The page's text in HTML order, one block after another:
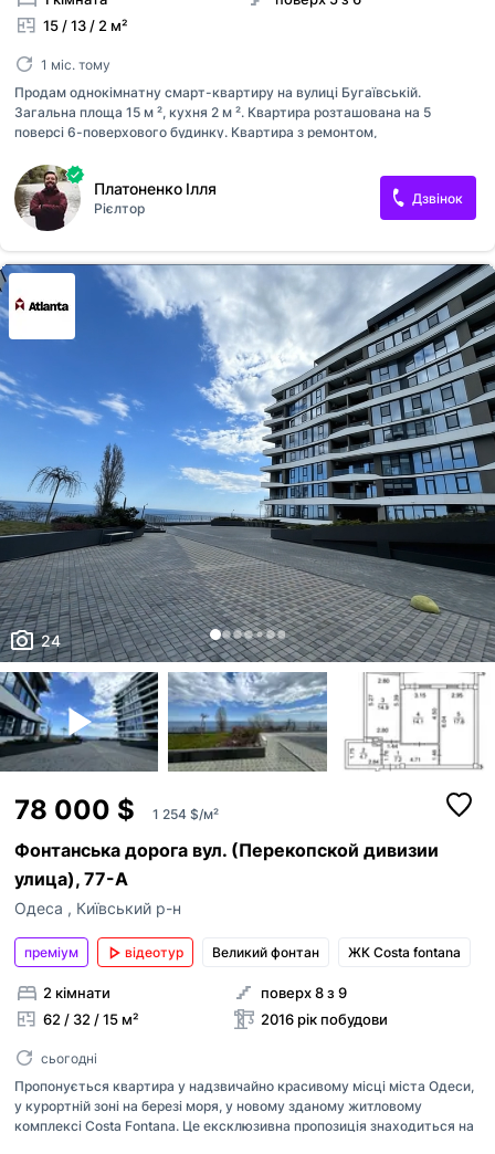
15 / 13 / 2 м²
1 міс. тому
Продам однокімнатну смарт-квартиру на вулиці Бугаївській.
Загальна площа 15 м ², кухня 2 м ². Квартира розташована на 5
поверсі 6-поверхового будинку. Квартира з ремонтом,
необхідне для комфортного проживання. Тиха та затишна — чудовий
варіант як для життя, так і для оренди. Будинок з територією, що
охороняється, що забезпечує безпеку і спокій. Відмінна локація:
поруч зупинка транспорту біля гіпермаркету, пішою доступністю
ТРЦ, заправка, дитяча поліклініка, Михайлівський сквер. У радіусі
500 метрів — банки, аптеки, лікарні, школи, дитячі садки, пошта, парк
Платоненко Ілля
Рієлтор
Дзвінок
24
78 000 $ 1 254 $/м²
Фонтанська дорога вул. (Перекопской дивизии
улица), 77-А
Одеса , Київський р-н
преміум відеотур Великий фонтан ЖК Costa fontana
2 кімнати
62 / 32 / 15 м²
поверх 8 з 9
2016 рік побудови
сьогодні
Пропонується квартира у надзвичайно красивому місці міста Одеси,
у курортній зоні на березі моря, у новому зданому житловому
комплексі Costa Fontana. Це ексклюзивна пропозиція знаходиться на